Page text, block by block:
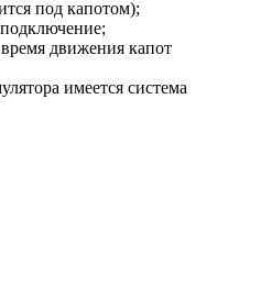
под капотом);
движения капот
имеется система